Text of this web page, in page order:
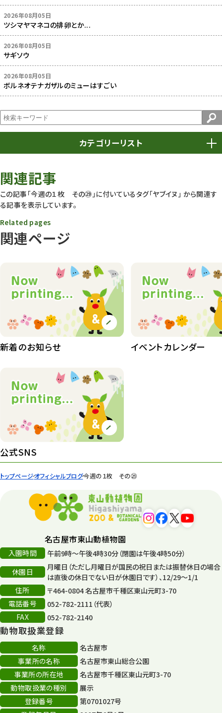
トップページオフィシャルブログ今週の１枚 その㉙
2026年08月05日
ツシマヤマネコの排卵とか...
2026年08月05日
サギソウ
2026年08月05日
ボルネオテナガザルのミューはすごい
カテゴリーリスト
動物園
動物園長のZooコラム
動物園その他
407
植物園長の庭
植物園 その他 423
83
イベント
園内の様子
遊園地 6
平和公園
再生
再生フォーラム 14
80周年
その他
その他イベント
スカイタワー
年末年始のイベント
秋まつり
関連記事
この記事「今週の１枚 その㉙」に付いているタグ「ヤブイヌ」 から関連す
る記事を表示しています。
関連ページ
Related pages
新着のお知らせ イベントカレンダー
公式SNS
名古屋市東山動植物園
入園時間
午前9時～午後4時30分（閉園は午後4時50分）
休園日
月曜日（ただし月曜日が国民の祝日または振替休日の場合
は直後の休日でない日が休園日です）、12/29～1/1
住所
〒464-0804 名古屋市千種区東山元町3-70
電話番号
052-782-2111（代表）
FAX
052-782-2140
動物取扱業登録
名称
名古屋市
事業所の名称
名古屋市東山総合公園
事業所の所在地
名古屋市千種区東山元町3-70
動物取扱業の種別
展示
登録番号
第0701027号